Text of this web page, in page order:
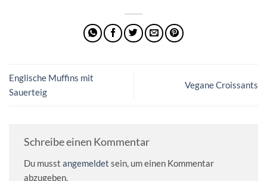
Englische Muffins mit
Sauerteig
Vegane Croissants
Schreibe einen Kommentar
Du musst angemeldet sein, um einen Kommentar
abzugeben.